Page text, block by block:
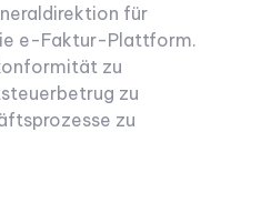
für
e-Faktur-Plattform.
zu
zu
zu